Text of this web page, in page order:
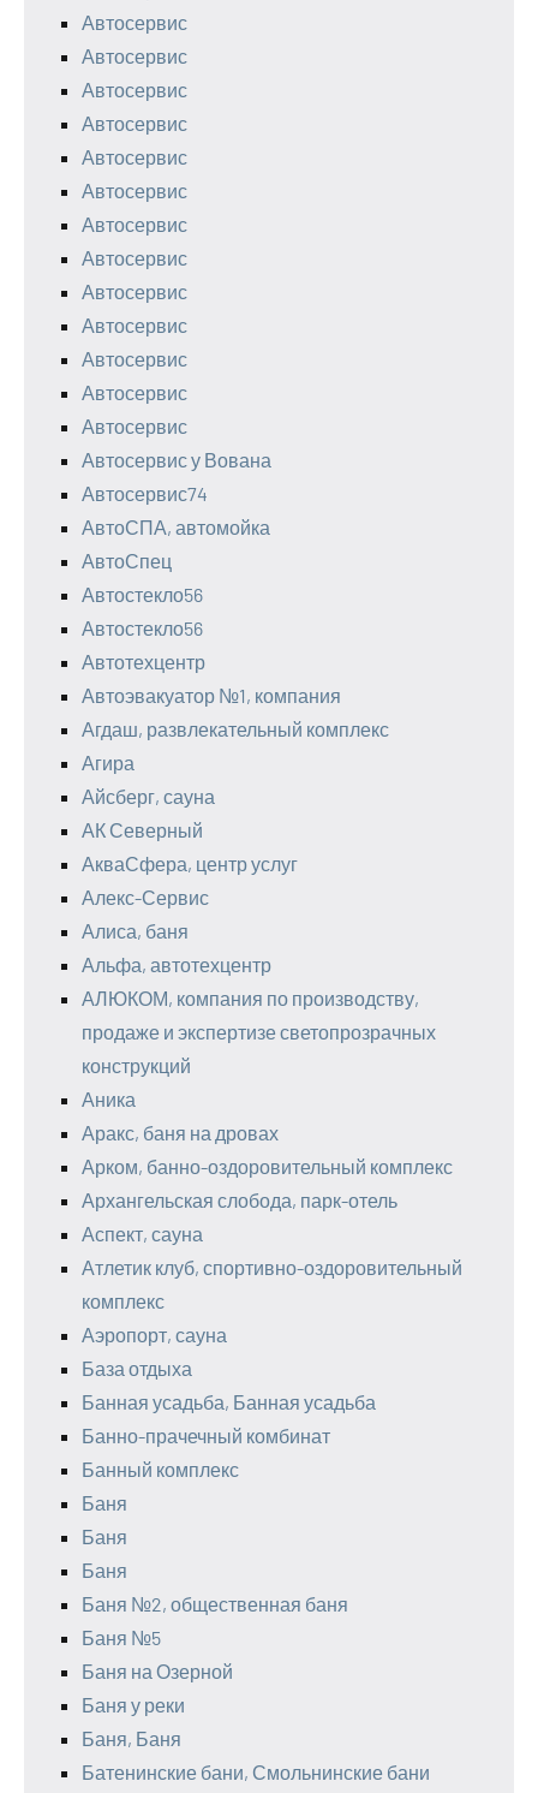
Автосервис
Автосервис
Автосервис
Автосервис
Автосервис
Автосервис
Автосервис
Автосервис
Автосервис
Автосервис
Автосервис
Автосервис
Автосервис
Автосервис у Вована
Автосервис74
АвтоСПА, автомойка
АвтоСпец
Автостекло56
Автостекло56
Автотехцентр
Автоэвакуатор №1, компания
Агдаш, развлекательный комплекс
Агира
Айсберг, сауна
АК Северный
АкваСфера, центр услуг
Алекс-Сервис
Алиса, баня
Альфа, автотехцентр
АЛЮКОМ, компания по производству,
продаже и экспертизе светопрозрачных
конструкций
Аника
Аракс, баня на дровах
Арком, банно-оздоровительный комплекс
Архангельская слобода, парк-отель
Аспект, сауна
Атлетик клуб, спортивно-оздоровительный
комплекс
Аэропорт, сауна
База отдыха
Банная усадьба, Банная усадьба
Банно-прачечный комбинат
Банный комплекс
Баня
Баня
Баня
Баня №2, общественная баня
Баня №5
Баня на Озерной
Баня у реки
Баня, Баня
Батенинские бани, Смольнинские бани